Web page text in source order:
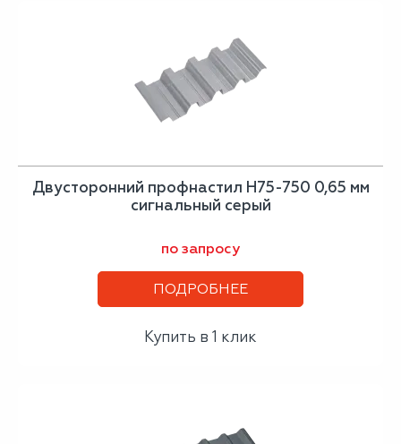
Двусторонний профнастил Н75-750 0,65 мм
сигнальный серый
по запросу
ПОДРОБНЕЕ
Купить в 1 клик